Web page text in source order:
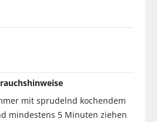
mit sprudelnd kochendem
mindestens 5 Minuten ziehen